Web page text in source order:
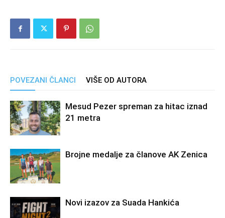
POVEZANI ČLANCI VIŠE OD AUTORA
Mesud Pezer spreman za hitac iznad
21 metra
Brojne medalje za članove AK Zenica
Novi izazov za Suada Hankića